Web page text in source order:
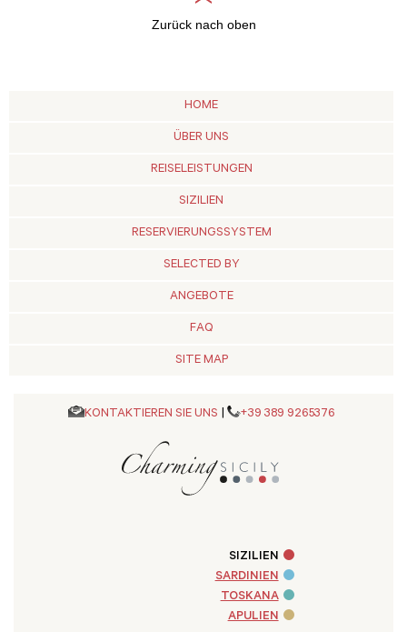
Zurück nach oben
HOME
ÜBER UNS
REISELEISTUNGEN
SIZILIEN
RESERVIERUNGSSYSTEM
SELECTED BY
ANGEBOTE
FAQ
SITE MAP
KONTAKTIEREN SIE UNS +39 389 9265376
SIZILIEN
SARDINIEN
TOSKANA
APULIEN